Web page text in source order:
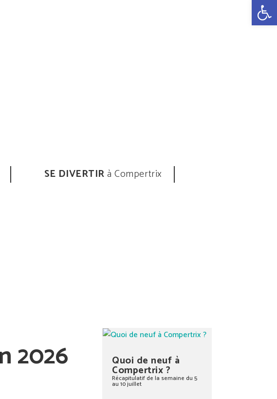
SE DIVERTIRà Compertrix
2026 Quoi de neuf à
Compertrix ?
Récapitulatif de la semaine du 5
au 10 juillet